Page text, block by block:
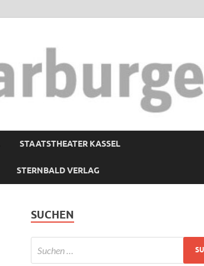
STAATSTHEATER KASSEL
STERNBALD VERLAG
SUCHEN